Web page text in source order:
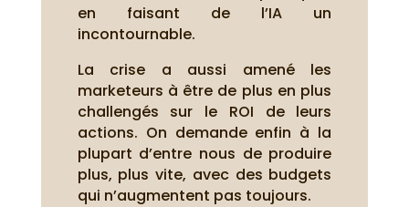
en faisant de l’IA un
incontournable.
La crise a aussi amené les
marketeurs à être de plus en plus
challengés sur le ROI de leurs
actions. On demande enfin à la
plupart d’entre nous de produire
plus, plus vite, avec des budgets
qui n’augmentent pas toujours.